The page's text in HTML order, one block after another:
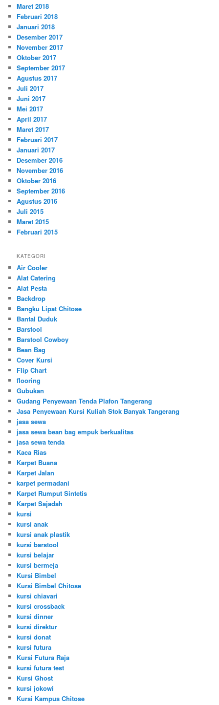
Maret 2018
Februari 2018
Januari 2018
Desember 2017
November 2017
Oktober 2017
September 2017
Agustus 2017
Juli 2017
Juni 2017
Mei 2017
April 2017
Maret 2017
Februari 2017
Januari 2017
Desember 2016
November 2016
Oktober 2016
September 2016
Agustus 2016
Juli 2015
Maret 2015
Februari 2015
KATEGORI
Air Cooler
Alat Catering
Alat Pesta
Backdrop
Bangku Lipat Chitose
Bantal Duduk
Barstool
Barstool Cowboy
Bean Bag
Cover Kursi
Flip Chart
flooring
Gubukan
Gudang Penyewaan Tenda Plafon Tangerang
Jasa Penyewaan Kursi Kuliah Stok Banyak Tangerang
jasa sewa
jasa sewa bean bag empuk berkualitas
jasa sewa tenda
Kaca Rias
Karpet Buana
Karpet Jalan
karpet permadani
Karpet Rumput Sintetis
Karpet Sajadah
kursi
kursi anak
kursi anak plastik
kursi barstool
kursi belajar
kursi bermeja
Kursi Bimbel
Kursi Bimbel Chitose
kursi chiavari
kursi crossback
kursi dinner
kursi direktur
kursi donat
kursi futura
Kursi Futura Raja
kursi futura test
Kursi Ghost
kursi jokowi
Kursi Kampus Chitose